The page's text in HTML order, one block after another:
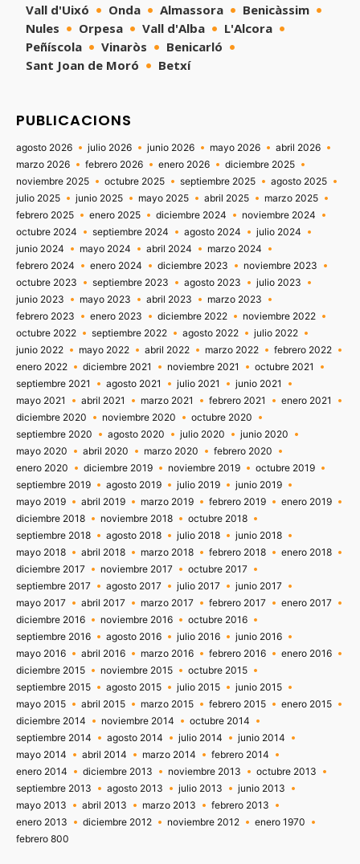
Vall d'Uixó
Onda Almassora
Benicàssim
Nules
Orpesa Vall d'Alba
L'Alcora
Peñíscola
Vinaròs
Benicarló
Sant Joan de Moró
Betxí
PUBLICACIONS
agosto 2026 julio 2026 junio 2026 mayo 2026
abril 2026
marzo 2026
febrero 2026 enero 2026
diciembre 2025
noviembre 2025
octubre 2025 septiembre 2025
agosto 2025
julio 2025
junio 2025 mayo 2025 abril 2025
marzo 2025
febrero 2025
enero 2025 diciembre 2024
noviembre 2024
octubre 2024
septiembre 2024 agosto 2024
julio 2024
junio 2024
mayo 2024 abril 2024
marzo 2024
febrero 2024
enero 2024 diciembre 2023
noviembre 2023
octubre 2023
septiembre 2023 agosto 2023
julio 2023
junio 2023
mayo 2023 abril 2023
marzo 2023
febrero 2023
enero 2023 diciembre 2022
noviembre 2022
octubre 2022
septiembre 2022 agosto 2022
julio 2022
junio 2022
mayo 2022 abril 2022 marzo 2022
febrero 2022
enero 2022
diciembre 2021 noviembre 2021
octubre 2021
septiembre 2021
agosto 2021 julio 2021
junio 2021
mayo 2021
abril 2021 marzo 2021 febrero 2021
enero 2021
diciembre 2020
noviembre 2020
octubre 2020
septiembre 2020
agosto 2020 julio 2020
junio 2020
mayo 2020
abril 2020 marzo 2020
febrero 2020
enero 2020
diciembre 2019 noviembre 2019
octubre 2019
septiembre 2019
agosto 2019 julio 2019
junio 2019
mayo 2019
abril 2019 marzo 2019 febrero 2019
enero 2019
diciembre 2018
noviembre 2018
octubre 2018
septiembre 2018
agosto 2018 julio 2018
junio 2018
mayo 2018
abril 2018 marzo 2018 febrero 2018
enero 2018
diciembre 2017
noviembre 2017
octubre 2017
septiembre 2017
agosto 2017 julio 2017
junio 2017
mayo 2017
abril 2017 marzo 2017 febrero 2017
enero 2017
diciembre 2016
noviembre 2016
octubre 2016
septiembre 2016
agosto 2016 julio 2016
junio 2016
mayo 2016
abril 2016 marzo 2016 febrero 2016
enero 2016
diciembre 2015
noviembre 2015
octubre 2015
septiembre 2015
agosto 2015 julio 2015
junio 2015
mayo 2015
abril 2015 marzo 2015 febrero 2015
enero 2015
diciembre 2014
noviembre 2014
octubre 2014
septiembre 2014
agosto 2014 julio 2014
junio 2014
mayo 2014
abril 2014 marzo 2014
febrero 2014
enero 2014
diciembre 2013 noviembre 2013
octubre 2013
septiembre 2013
agosto 2013 julio 2013
junio 2013
mayo 2013
abril 2013 marzo 2013
febrero 2013
enero 2013
diciembre 2012 noviembre 2012
enero 1970
febrero 800